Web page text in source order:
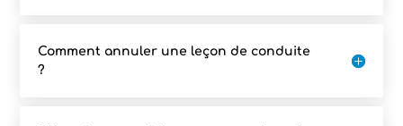
Comment annuler une leçon de conduite
?